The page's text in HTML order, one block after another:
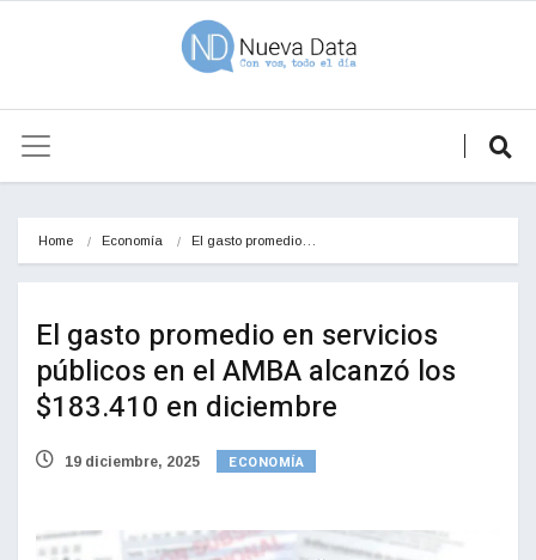
Home Economía El gasto promedio…
El gasto promedio en servicios
públicos en el AMBA alcanzó los
$183.410 en diciembre
19 diciembre, 2025 ECONOMÍA